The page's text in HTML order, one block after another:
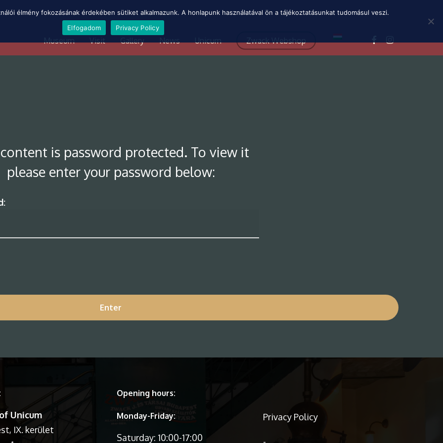
Museum Visit Gallery News Unicum Zwack Webshop
is password protected. To view it
please enter your password below:
Unicum
IX. kerület
Opening hours:
Monday-Friday:
Saturday: 10:00-17:00
Privacy Policy
élmény fokozásának érdekében sütiket alkalmazunk. A honlapunk használatával ön a tájékoztatásunkat tudomásul veszi.
Elfogadom
Privacy Policy